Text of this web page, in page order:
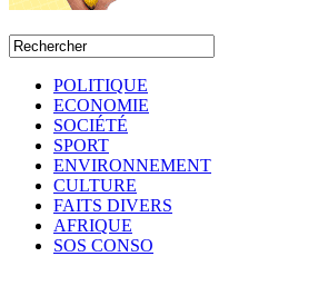
POLITIQUE
ECONOMIE
SOCIÉTÉ
SPORT
ENVIRONNEMENT
CULTURE
FAITS DIVERS
AFRIQUE
SOS CONSO